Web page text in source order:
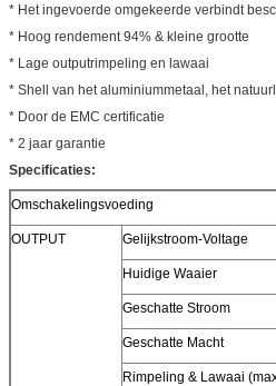
* Het ingevoerde omgekeerde verbindt
* Hoog rendement 94% & kleine grootte
* Lage outputrimpeling en lawaai
* Shell van het aluminiummetaal, het
* Door de EMC certificatie
* 2 jaar garantie
Specificaties:
Omschakelingsvoeding
OUTPUT Gelijkstroom-Voltage
Huidige Waaier
Geschatte Stroom
Geschatte Macht
Rimpeling & Lawaai